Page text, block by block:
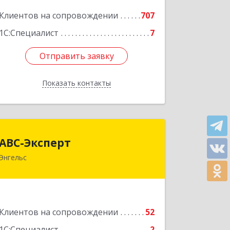
Клиентов на сопровождении
707
1С:Специалист
7
Отправить заявку
Показать контакты
Подробнее
Отправить заявку
Назад
Эксперт
Энгельс
Клиентов на сопровождении
52
413105, Саратовская обл, Энгельс г,